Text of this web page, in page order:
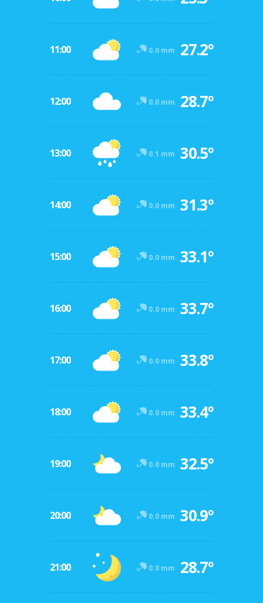
11:00 0.0 mm 27.2º
12:00 0.0 mm 28.7º
13:00 0.1 mm 30.5º
14:00 0.0 mm 31.3º
15:00 0.0 mm 33.1º
16:00 0.0 mm 33.7º
17:00 0.0 mm 33.8º
18:00 0.0 mm 33.4º
19:00 0.0 mm 32.5º
20:00 0.0 mm 30.9º
21:00 0.0 mm 28.7º